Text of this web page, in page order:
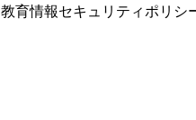
育情報セキュリティポリ